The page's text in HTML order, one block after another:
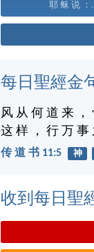
耶 稣 说 ：
每日聖經金句
风 从 何 道 来 ，
这 样 ， 行 万 事
传 道 书 11:5 神
收到每日聖